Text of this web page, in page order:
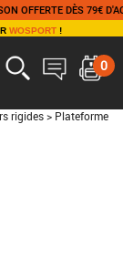
DÈS 79€ D'ACHAT
WOSPORT!
0
rigides > Plateforme